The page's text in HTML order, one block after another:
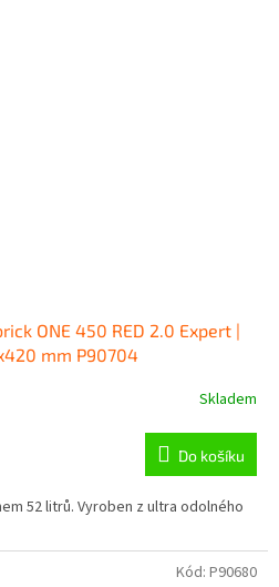
ONE 450 RED 2.0 Expert |
mm P90704
Skladem
Do košíku
52 litrů. Vyroben z ultra odolného
Kód: P90680